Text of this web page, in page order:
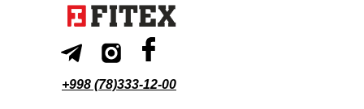
+998 (78)333-12-00